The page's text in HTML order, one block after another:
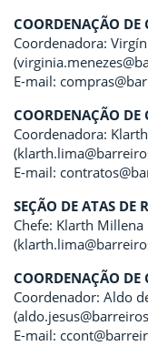
COORDENAÇÃO DE
Coordenadora:
E-mail:
COORDENAÇÃO DE
Coordenadora:
E-mail:
SEÇÃO DE ATAS DE
Chefe: Klarth Millena
COORDENAÇÃO
Coordenador: Aldo
E-mail: